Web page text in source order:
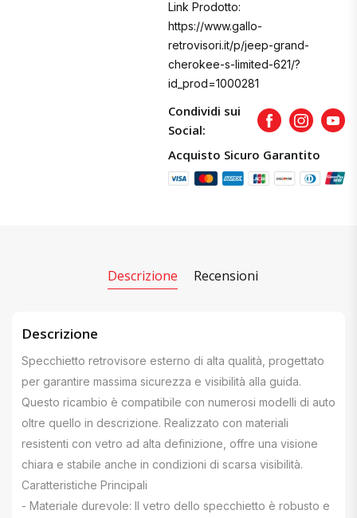
Link Prodotto:
https://www.gallo-
retrovisori.it/p/jeep-grand-
cherokee-s-limited-621/?
id_prod=1000281
Condividi sui
Social:
FacebookInstagram
Acquisto Sicuro Garantito
Descrizione Recensioni
Descrizione
Specchietto retrovisore esterno di alta qualità, progettato
per garantire massima sicurezza e visibilità alla guida.
Questo ricambio è compatibile con numerosi modelli di auto
oltre quello in descrizione. Realizzato con materiali
resistenti con vetro ad alta definizione, offre una visione
chiara e stabile anche in condizioni di scarsa visibilità.
Caratteristiche Principali
- Materiale durevole: Il vetro dello specchietto è robusto e